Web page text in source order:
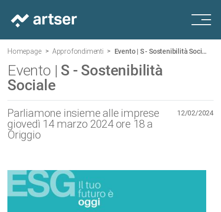
Homepage Approfondimenti Evento | S - Sostenibilità Sociale
Evento | S - Sostenibilità
Sociale
Parliamone insieme alle imprese
giovedì 14 marzo 2024 ore 18 a
Origgio
12/02/2024